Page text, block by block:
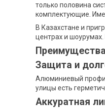
только половина
комплектующие.
В Казахстане и
центрах и
Защита и
Алюминиевый
улицы есть
Аккуратная